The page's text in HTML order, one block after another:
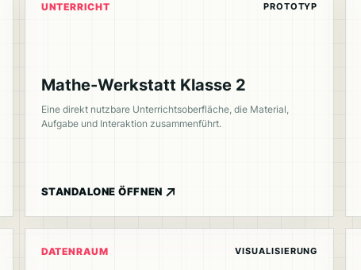
UNTERRICHT PROTOTYP
Mathe-Werkstatt Klasse 2
Eine direkt nutzbare Unterrichtsoberfläche, die Material,
Aufgabe und Interaktion zusammenführt.
STANDALONE ÖFFNEN
DATENRAUM VISUALISIERUNG